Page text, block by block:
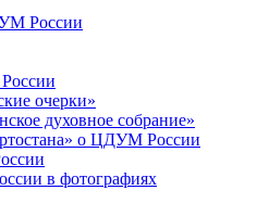
России
очерки»
духовное собрание»
о ЦДУМ России
в фотографиях